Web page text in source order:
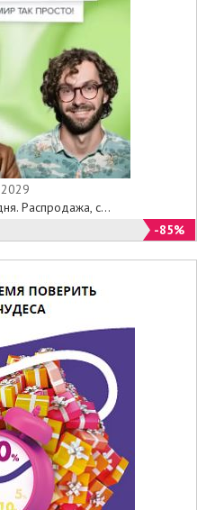
Распродажа, с...
-85%